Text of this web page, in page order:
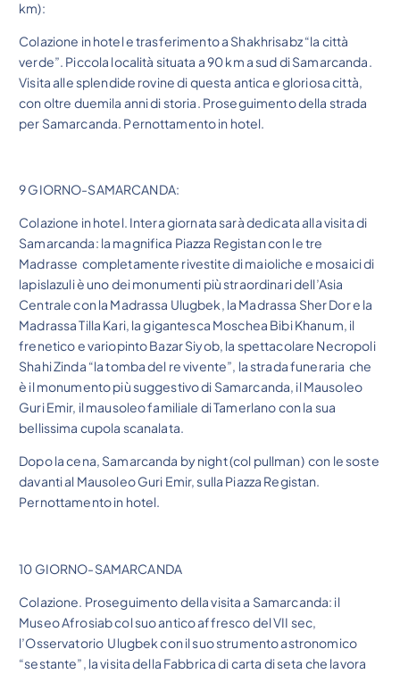
km):
Colazione in hotel e trasferimento a Shakhrisabz “la città
verde”. Piccola località situata a 90 km a sud di Samarcanda.
Visita alle splendide rovine di questa antica e gloriosa città,
con oltre duemila anni di storia. Proseguimento della strada
per Samarcanda. Pernottamento in hotel.
9 GIORNO-SAMARCANDA:
Colazione in hotel. Intera giornata sarà dedicata alla visita di
Samarcanda: la magnifica Piazza Registan con le tre
Madrasse completamente rivestite di maioliche e mosaici di
lapislazuli è uno dei monumenti più straordinari dell’Asia
Centrale con la Madrassa Ulugbek, la Madrassa Sher Dor e la
Madrassa Tilla Kari, la gigantesca Moschea Bibi Khanum, il
frenetico e variopinto Bazar Siyob, la spettacolare Necropoli
Shahi Zinda “la tomba del re vivente”, la strada funeraria che
è il monumento più suggestivo di Samarcanda, il Mausoleo
Guri Emir, il mausoleo familiale di Tamerlano con la sua
bellissima cupola scanalata.
Dopo la cena, Samarcanda by night (col pullman) con le soste
davanti al Mausoleo Guri Emir, sulla Piazza Registan.
Pernottamento in hotel.
10 GIORNO-SAMARCANDA
Colazione. Proseguimento della visita a Samarcanda: il
Museo Afrosiab col suo antico affresco del VII sec,
l’Osservatorio Ulugbek con il suo strumento astronomico
“sestante”, la visita della Fabbrica di carta di seta che lavora